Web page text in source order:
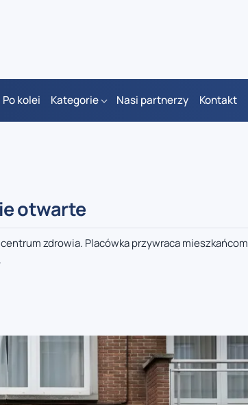
Po kolei Kategorie Nasi partnerzy Kontakt
otwarte
zdrowia. Placówka przywraca mieszkańcom